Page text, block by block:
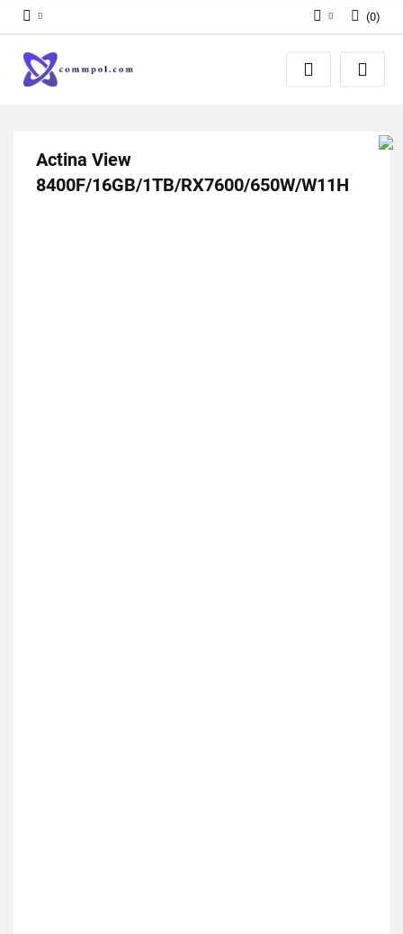
Zaloguj się
Zarejestruj się
(0)
Actina View
8400F/16GB/1TB/RX7600/650W/W11H